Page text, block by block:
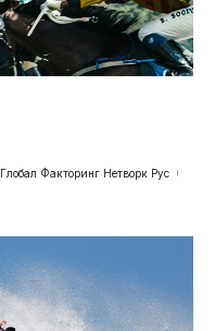
Глобал Факторинг Нетворк Рус